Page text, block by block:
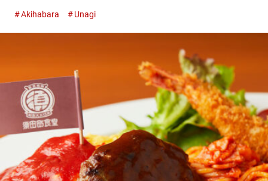
다. 장어 요리의 깊이를 느낄 수 있는 가게가 아키하바라에 있는
（hitsumabushi）』 등 다양한 장어 요리를 제공하고 있습니다.
장어 요리하면 빼놓을 수 없는 우나주(장어덮밥) 『우나주(장어덮
밥)（unajū）』은 밥 위에 장어 카바야키를 얹은 요리입니다. 간
토 지방에서 일반적인 장어를 찌고 나서 구우는 요리법과 달리,
『우나쇼（Unasho）』에서는 생으로 바로 구운 간사이 스타일입
니다. 『우나주(장어덮밥) 죠(상)（Unaju (Deluxe)）』 ３,４０
０엔（세금 포함） 천천히 시간을 들여 숯불로 구운 장어는 불필
요한 기름이 빠지고 겉은 바삭, 속은 부드럽습니다. 입에 넣으면,
『우나쇼（Unasho）』 특제의 달콤한 소스와 함께, 진한 기름의
맛이 퍼집니다. 장어 카바야키를 돋보이게 하는 데 없어서는 안 될
것이 백미입니다. 쌀알의 모양이나 투명도 등을 보고, 우수하다고
평가받은 『코시히카리（Koshihikari）』 일등미를...
Akihabara Unagi